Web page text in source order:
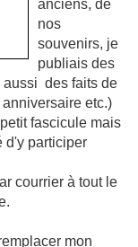
anciens, de
nos
souvenirs, je
publiais des
aussi des faits de
etc.)
fascicule mais
d'y participer
courrier à tout le
mon